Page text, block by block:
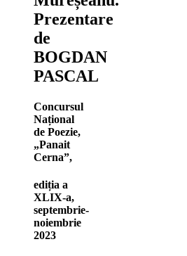
Prezentare
de
BOGDAN
PASCAL
Concursul
Național
de Poezie,
„Panait
Cerna”,
ediția a
XLIX-a,
septembrie-
noiembrie
2023